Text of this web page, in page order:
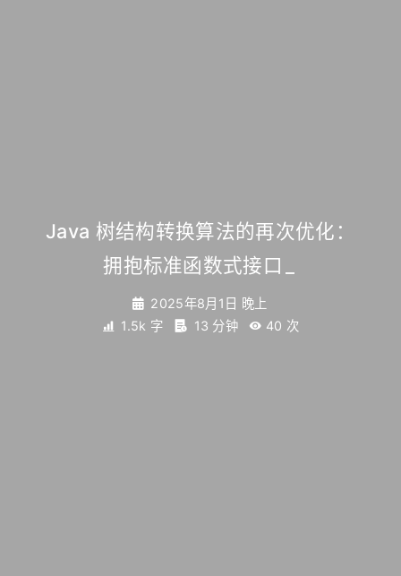
Java 树结构转换算法的再次优化：
拥抱标准函数式接口
2025年8月1日 晚上
1.5k 字
13 分钟 40 次